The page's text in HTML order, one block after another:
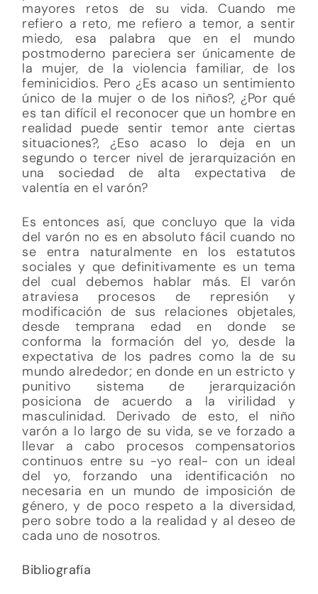
mayores retos de su vida. Cuando me
refiero a reto, me refiero a temor, a sentir
miedo, esa palabra que en el mundo
postmoderno pareciera ser únicamente de
la mujer, de la violencia familiar, de los
feminicidios. Pero ¿Es acaso un sentimiento
único de la mujer o de los niños?, ¿Por qué
es tan difícil el reconocer que un hombre en
realidad puede sentir temor ante ciertas
situaciones?, ¿Eso acaso lo deja en un
segundo o tercer nivel de jerarquización en
una sociedad de alta expectativa de
valentía en el varón?
Es entonces así, que concluyo que la vida
del varón no es en absoluto fácil cuando no
se entra naturalmente en los estatutos
sociales y que definitivamente es un tema
del cual debemos hablar más. El varón
atraviesa procesos de represión y
modificación de sus relaciones objetales,
desde temprana edad en donde se
conforma la formación del yo, desde la
expectativa de los padres como la de su
mundo alrededor; en donde en un estricto y
punitivo sistema de jerarquización
posiciona de acuerdo a la virilidad y
masculinidad. Derivado de esto, el niño
varón a lo largo de su vida, se ve forzado a
llevar a cabo procesos compensatorios
continuos entre su -yo real- con un ideal
del yo, forzando una identificación no
necesaria en un mundo de imposición de
género, y de poco respeto a la diversidad,
pero sobre todo a la realidad y al deseo de
cada uno de nosotros.
Bibliografía